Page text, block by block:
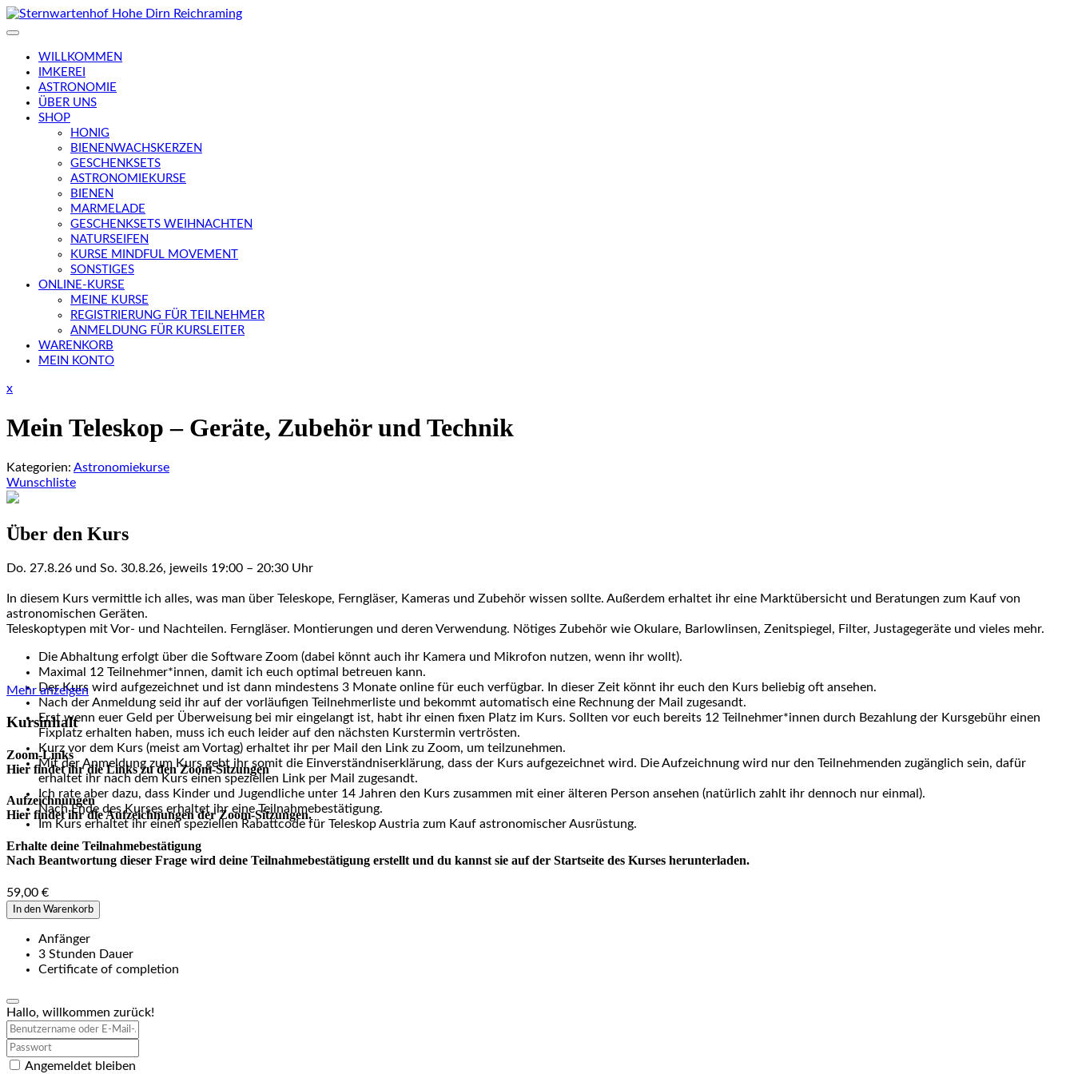
Skip
to
WILLKOMMEN
IMKEREI
ASTRONOMIE
ÜBER UNS
SHOP
HONIG
BIENENWACHSKERZEN
GESCHENKSETS
ASTRONOMIEKURSE
BIENEN
MARMELADE
GESCHENKSETS WEIHNACHTEN
NATURSEIFEN
KURSE MINDFUL MOVEMENT
SONSTIGES
ONLINE-KURSE
MEINE KURSE
REGISTRIERUNG FÜR TEILNEHMER
ANMELDUNG FÜR KURSLEITER
WARENKORB
MEIN KONTO
xClose
Mein Teleskop – Geräte, Zubehör und Technik
Kategorien: Astronomiekurse
Wunschliste
Über den Kurs
​​​​​​​Do. 27.8.26 und So. 30.8.26, jeweils 19:00 – 20:30 Uhr
In diesem Kurs vermittle ich alles, was man über Teleskope, Ferngläser, Kameras und Zubehör wissen sollte. Außerdem erhaltet ihr eine Marktübersicht und Beratungen zum Kauf von
astronomischen Geräten.
Teleskoptypen mit Vor- und Nachteilen. Ferngläser. Montierungen und deren Verwendung. Nötiges Zubehör wie Okulare, Barlowlinsen, Zenitspiegel, Filter, Justagegeräte und vieles mehr.
Die Abhaltung erfolgt über die Software Zoom (dabei könnt auch ihr Kamera und Mikrofon nutzen, wenn ihr wollt).
Maximal 12 Teilnehmer*innen, damit ich euch optimal betreuen kann.
Der Kurs wird aufgezeichnet und ist dann mindestens 3 Monate online für euch verfügbar. In dieser Zeit könnt ihr euch den Kurs beliebig oft ansehen.
Nach der Anmeldung seid ihr auf der vorläufigen Teilnehmerliste und bekommt automatisch eine Rechnung der Mail zugesandt.
Erst wenn euer Geld per Überweisung bei mir eingelangt ist, habt ihr einen fixen Platz im Kurs. Sollten vor euch bereits 12 Teilnehmer*innen durch Bezahlung der Kursgebühr einen
Fixplatz erhalten haben, muss ich euch leider auf den nächsten Kurstermin vertrösten.
Kurz vor dem Kurs (meist am Vortag) erhaltet ihr per Mail den Link zu Zoom, um teilzunehmen.
Mit der Anmeldung zum Kurs gebt ihr somit die Einverständniserklärung, dass der Kurs aufgezeichnet wird. Die Aufzeichnung wird nur den Teilnehmenden zugänglich sein, dafür
erhaltet ihr nach dem Kurs einen speziellen Link per Mail zugesandt.
Ich rate aber dazu, dass Kinder und Jugendliche unter 14 Jahren den Kurs zusammen mit einer älteren Person ansehen (natürlich zahlt ihr dennoch nur einmal).
Nach Ende des Kurses erhaltet ihr eine Teilnahmebestätigung.
Im Kurs erhaltet ihr einen speziellen Rabattcode für Teleskop Austria zum Kauf astronomischer Ausrüstung.
Mehr anzeigen
Kursinhalt
Zoom-Links
Hier findet ihr die Links zu den Zoom-Sitzungen
Aufzeichnungen
Hier findet ihr die Aufzeichnungen der Zoom-Sitzungen.
Erhalte deine Teilnahmebestätigung
Nach Beantwortung dieser Frage wird deine Teilnahmebestätigung erstellt und du kannst sie auf der Startseite des Kurses herunterladen.
59,00 €
In den Warenkorb
Anfänger
3 Stunden Dauer
Certificate of completion
Hallo, willkommen zurück!
Angemeldet bleiben